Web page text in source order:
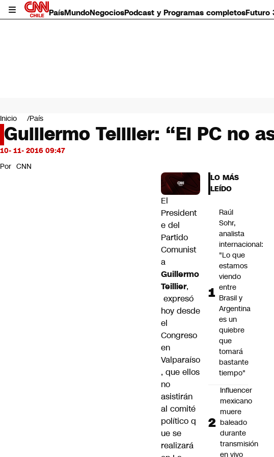
PaísMundoNegociosPodcast y Programas completosFuturo
Mundo
Negocios
Deportes
Programas completos
Servicios
Inicio País
Guillermo Teillier: “El PC no
10- 11- 2016 09:47
Por CNN
El
President
e del
Partido
Comunist
a
Guillermo
Teillier,
expresó
hoy desde
el
Congreso
en
Valparaíso
, que ellos
no
asistirán
al comité
político q
ue se
realizará
LO MÁS
LEÍDO
Raúl
Sohr,
analista
internacional:
"Lo que
estamos
viendo
entre
Brasil y
Argentina
es un
quiebre
que
tomará
bastante
tiempo"
Influencer
mexicano
muere
baleado
durante
transmisión
en vivo